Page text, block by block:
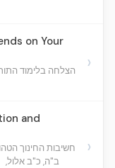
on Your
הצלחה בלימוד
›
and
חשיבות החינוך
ב"ה, כ"ב אלול,
›